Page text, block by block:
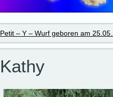
Petit – Y – Wurf geboren am
Kathy